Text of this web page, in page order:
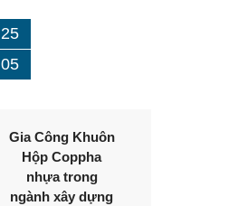
25
05
Gia Công Khuôn
Hộp Coppha
nhựa trong
ngành xây dựng